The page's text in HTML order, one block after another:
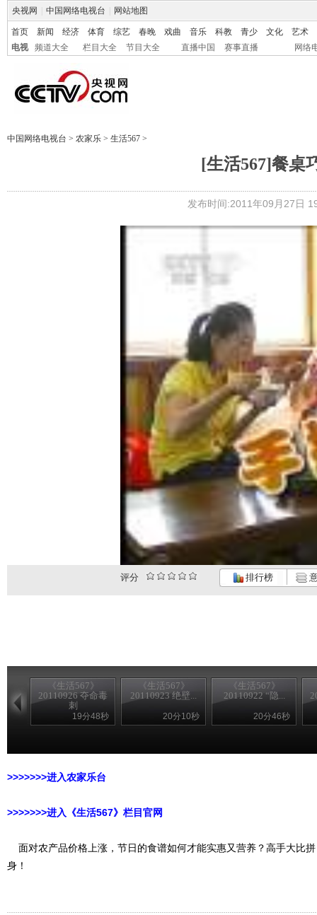
央视网 中国网络电视台 网站地图
首页 新闻 经济 体育 综艺 春晚 戏曲 音乐 科教 青少 文化
艺术
电视
频道大全 栏目大全 节目大全 直播中国 赛事直播 网络
中国网络电视台 > 农家乐 > 生活567 >
[生活567]餐桌
发布时间:2011年09月27日
评分 排行榜
《生活567》
20110926 夺命毒
刺
19分48秒
《生活567》
20110923 绝壁...
20分10秒
《生活567》
20110922 “隐...
20分46秒
>>>>>>>进入农家乐台
>>>>>>>进入《生活567》栏目官网
面对农产品价格上涨，节日的食谱如何才能实惠又营养？高手大比
身！